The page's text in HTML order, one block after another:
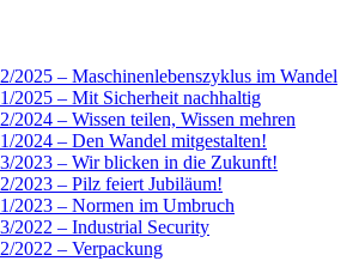
2025 – Maschi­nen­le­bens­zy­klus im Wandel
2025 – Mit Sicher­heit nach­haltig
2024 – Wissen teilen, Wissen mehren
2024 – Den Wandel mitge­stalten!
2023 – Wir blicken in die Zukunft!
2023 – Pilz feiert Jubi­läum!
2023 – Normen im Umbruch
2022 – Indus­trial Security
2022 – Verpa­ckung